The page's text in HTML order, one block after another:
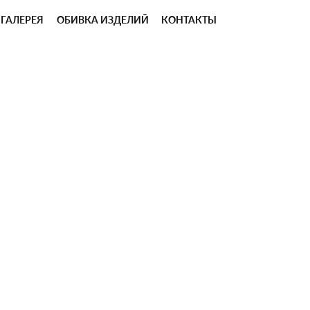
ГАЛЕРЕЯ ОБИВКА ИЗДЕЛИЙ КОНТАКТЫ